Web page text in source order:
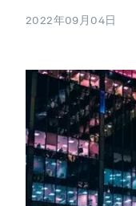
2022年09月04日